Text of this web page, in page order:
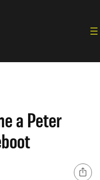
a Peter